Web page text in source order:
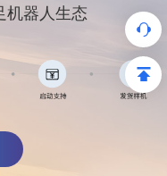
机器人生态